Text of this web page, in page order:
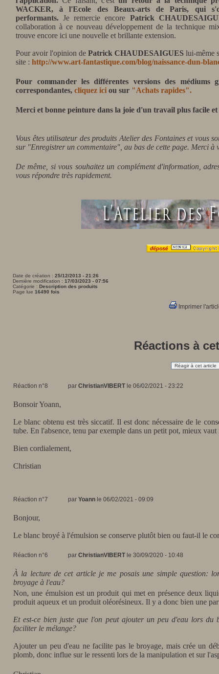
WACKER, à l'Ecole des Beaux-arts de Paris, qui
performants. Je remercie encore Patrick
collaboration à ce nouveau développement de la technique
trouve encore ici une nouvelle et brillante extension.
Pour avoir l'opinion de Patrick CHAUDESAIGUES lui-même
site : http://www.art-fantastique.com/blog/naissance-dun-
Pour commander les différentes versions des
correspondantes, cliquez ici ou sur "Achats rapides".
Merci et bonne peinture dans la joie d'un travail plus facile
Vous êtes utilisateur des produits Atelier des Fontaines et vous
sur "Enregistrer un commentaire", au bas de cette page. Merci à
De même, si vous souhaitez un complément d'information,
vous répondre très rapidement.
Date de création : 25/12/2013 - 21:26
Dernière modification : 17/03/2023 - 07:56
Catégorie : Description des produits
Page lue 16490 fois
Imprimer
Réactions à
Réagir à cet article
Réaction n°8 par ChristianVIBERTle 06/02/2021 - 23:22
Bonsoir Yoann,
Le blanc obtenu est très siccatif. Il est donc nécessaire de le
tube. En l'absence, tenu par exemple dans un petit pot, mieux
Bien cordialement,
Christian
Réaction n°7 par Yoann le 06/02/2021 - 09:09
Bonjour,
Le blanc broyé à l'émulsion se conserve plutôt bien ou faut-il le
Réaction n°6 par ChristianVIBERTle 30/09/2020 - 10:48
À la lecture de cet article je me posais une simple question:
broyage à l'eau?
Non, une émulsion est un produit qui met en présence deux
produit aqueux et un produit oléorésineux. Il y a donc bien une
Et est-ce bien juste que l'on peut ajouter un peu d'eau lors
faciliter le mélange?
Ajouter un peu d'eau ne facilite pas le broyage, mais crée un
plomb, donc influe sur le ressenti lors de la manipulation et sur